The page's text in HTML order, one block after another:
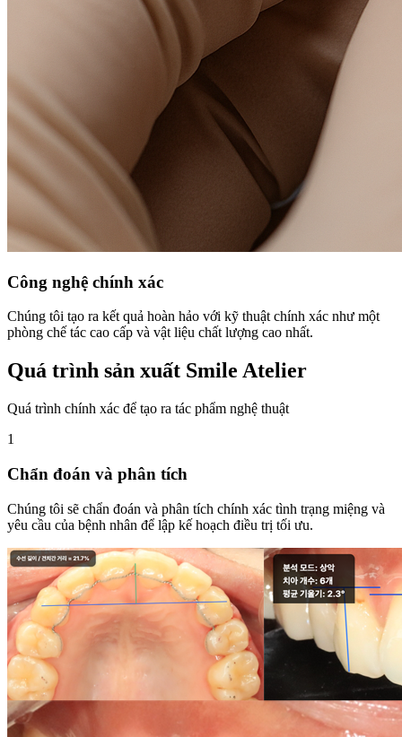
Công nghệ chính xác
Chúng tôi tạo ra kết quả hoàn hảo với kỹ thuật chính xác như một
phòng chế tác cao cấp và vật liệu chất lượng cao nhất.
Quá trình sản xuất Smile Atelier
Quá trình chính xác để tạo ra tác phẩm nghệ thuật
1
Chẩn đoán và phân tích
Chúng tôi sẽ chẩn đoán và phân tích chính xác tình trạng miệng và
yêu cầu của bệnh nhân để lập kế hoạch điều trị tối ưu.